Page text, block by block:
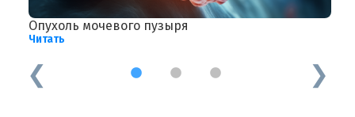
Опухоль мочевого пузыря
Читать
1 2 3